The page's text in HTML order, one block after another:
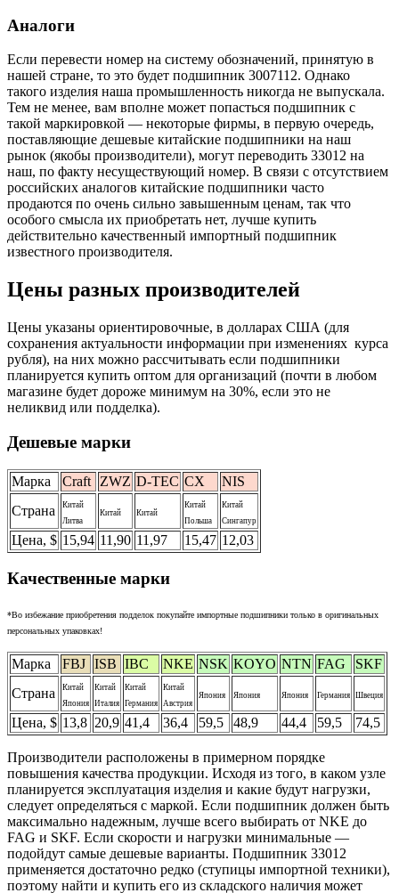
Аналоги
Если перевести номер на систему обозначений, принятую в
нашей стране, то это будет подшипник 3007112. Однако
такого изделия наша промышленность никогда не выпускала.
Тем не менее, вам вполне может попасться подшипник с
такой маркировкой — некоторые фирмы, в первую очередь,
поставляющие дешевые китайские подшипники на наш
рынок (якобы производители), могут переводить 33012 на
наш, по факту несуществующий номер. В связи с отсутствием
российских аналогов китайские подшипники часто
продаются по очень сильно завышенным ценам, так что
особого смысла их приобретать нет, лучше купить
действительно качественный импортный подшипник
известного производителя.
Цены разных производителей
Цены указаны ориентировочные, в долларах США (для
сохранения актуальности информации при изменениях курса
рубля), на них можно рассчитывать если подшипники
планируется купить оптом для организаций (почти в любом
магазине будет дороже минимум на 30%, если это не
неликвид или подделка).
Дешевые марки
Марка Craft ZWZ D-TEC CX
NIS
Страна
Китай
Литва
Китай Китай
Китай
Польша
Китай
Сингапур
Цена, $ 15,94 11,90 11,97 15,47 12,03
Качественные марки
*Во избежание приобретения подделок покупайте импортные подшипники только в оригинальных
персональных упаковках!
Марка FBJ ISB IBC NKE NSK KOYO NTN FAG
SKF
Страна
Китай
Япония
Китай
Италия
Китай
Германия
Китай
Австрия
Япония Япония Япония Германия Швеция
Цена, $ 13,8 20,9 41,4 36,4 59,5 48,9 44,4 59,5 74,5
Производители расположены в примерном порядке
повышения качества продукции. Исходя из того, в каком узле
планируется эксплуатация изделия и какие будут нагрузки,
следует определяться с маркой. Если подшипник должен быть
максимально надежным, лучше всего выбирать от NKE до
FAG и SKF. Если скорости и нагрузки минимальные —
подойдут самые дешевые варианты. Подшипник 33012
применяется достаточно редко (ступицы импортной техники),
поэтому найти и купить его из складского наличия может